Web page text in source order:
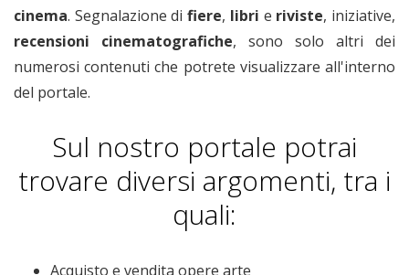
cinema. Segnalazione difiere, libri e riviste, iniziative,
recensioni cinematografiche, sono solo altri dei
numerosi contenuti che potrete visualizzare all'interno
del portale.
Sul nostro portale potrai
trovare diversi argomenti, tra i
quali:
Acquisto e vendita opere arte